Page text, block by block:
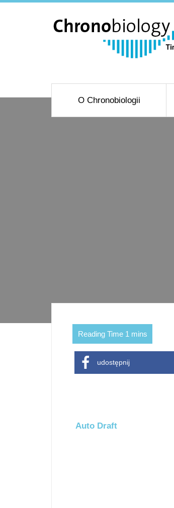
O Chronobiologii
udostępnij
Auto Draft